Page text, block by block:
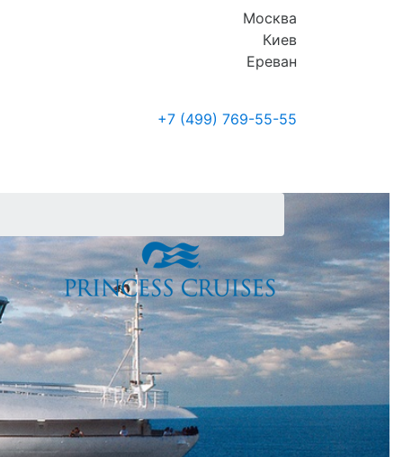
Москва
Киев
Ереван
+7 (499) 769-55-55